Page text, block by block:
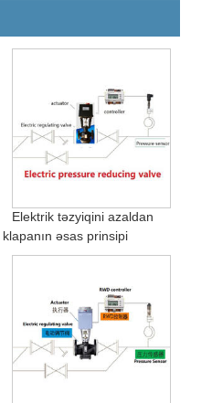
Elektrik təzyiqini azaldan
klapanın əsas prinsipi